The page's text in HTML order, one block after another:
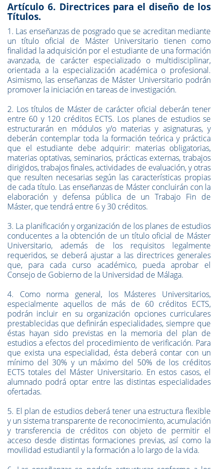
Artículo 6. Directrices para el diseño de los
Títulos.
1. Las enseñanzas de posgrado que se acreditan mediante
un título oficial de Máster Universitario tienen como
finalidad la adquisición por el estudiante de una formación
avanzada, de carácter especializado o multidisciplinar,
orientada a la especialización académica o profesional.
Asimismo, las enseñanzas de Máster Universitario podrán
promover la iniciación en tareas de investigación.
2. Los títulos de Máster de carácter oficial deberán tener
entre 60 y 120 créditos ECTS. Los planes de estudios se
estructurarán en módulos y/o materias y asignaturas, y
deberán contemplar toda la formación teórica y práctica
que el estudiante debe adquirir: materias obligatorias,
materias optativas, seminarios, prácticas externas, trabajos
dirigidos, trabajos finales, actividades de evaluación, y otras
que resulten necesarias según las características propias
de cada título. Las enseñanzas de Máster concluirán con la
elaboración y defensa pública de un Trabajo Fin de
Máster, que tendrá entre 6 y 30 créditos.
3. La planificación y organización de los planes de estudios
conducentes a la obtención de un título oficial de Máster
Universitario, además de los requisitos legalmente
requeridos, se deberá ajustar a las directrices generales
que, para cada curso académico, pueda aprobar el
Consejo de Gobierno de la Universidad de Málaga.
4. Como norma general, los Másteres Universitarios,
especialmente aquellos de más de 60 créditos ECTS,
podrán incluir en su organización opciones curriculares
prestablecidas que definirán especialidades, siempre que
éstas hayan sido previstas en la memoria del plan de
estudios a efectos del procedimiento de verificación. Para
que exista una especialidad, ésta deberá contar con un
mínimo del 30% y un máximo del 50% de los créditos
ECTS totales del Máster Universitario. En estos casos, el
alumnado podrá optar entre las distintas especialidades
ofertadas.
5. El plan de estudios deberá tener una estructura flexible
y un sistema transparente de reconocimiento, acumulación
y transferencia de créditos con objeto de permitir el
acceso desde distintas formaciones previas, así como la
movilidad estudiantil y la formación a lo largo de la vida.